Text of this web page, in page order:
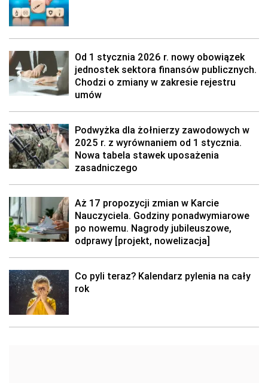
Od 1 stycznia 2026 r. nowy obowiązek
jednostek sektora finansów publicznych.
Chodzi o zmiany w zakresie rejestru
umów
Podwyżka dla żołnierzy zawodowych w
2025 r. z wyrównaniem od 1 stycznia.
Nowa tabela stawek uposażenia
zasadniczego
Aż 17 propozycji zmian w Karcie
Nauczyciela. Godziny ponadwymiarowe
po nowemu. Nagrody jubileuszowe,
odprawy [projekt, nowelizacja]
Co pyli teraz? Kalendarz pylenia na cały
rok